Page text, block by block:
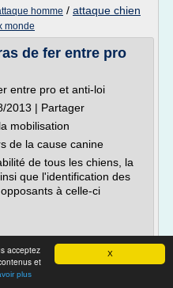
X
acceptez
et
plus
homme / attaque chien
monde
de fer entre pro
entre pro et anti-loi
2013 | Partager
mobilisation
de la cause canine
de tous les chiens, la
que l'identification des
à celle-ci
2008